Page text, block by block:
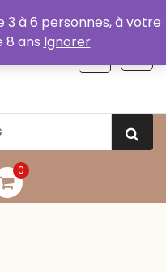
0
3 à 6 personnes, à votre
8 ans Ignorer